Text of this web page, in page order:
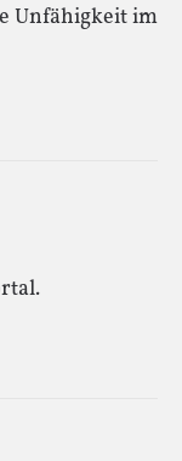
Unfähigkeit im